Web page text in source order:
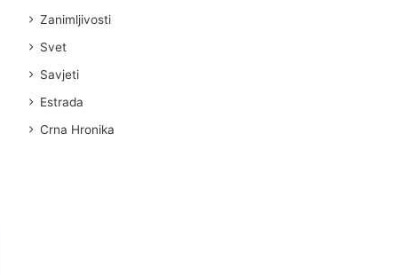
Zanimljivosti
Svet
Savjeti
Estrada
Crna Hronika